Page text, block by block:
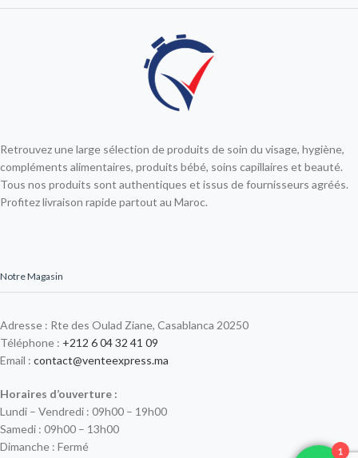
Retrouvez une large sélection de produits de soin du visage, hygiène,
compléments alimentaires, produits bébé, soins capillaires et beauté.
Tous nos produits sont authentiques et issus de fournisseurs agréés.
Profitez livraison rapide partout au Maroc.
Notre Magasin
Adresse : Rte des Oulad Ziane, Casablanca 20250
Téléphone : +212 6 04 32 41 09
Email : contact@venteexpress.ma
Horaires d’ouverture :
Lundi – Vendredi : 09h00 – 19h00
Samedi : 09h00 – 13h00
Dimanche : Fermé
1